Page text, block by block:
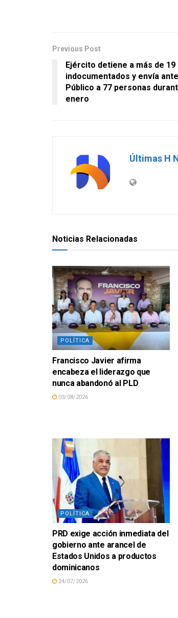
Previous Post
Ejército detiene a más de 19
indocumentados y envía
Público a 77 personas
enero
Últimas H
Noticias Relacionadas
POLÍTICA
Francisco Javier afirma
encabeza el liderazgo que
nunca abandonó al PLD
03/08/2026
POLÍTICA
PRD exige acción inmediata del
gobierno ante arancel de
Estados Unidos a productos
dominicanos
24/07/2026